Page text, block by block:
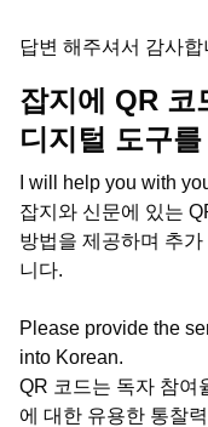
답변 해주셔서 감사합
잡지에 QR 코
디지털 도구
I will help you with
잡지와 신문에 있는
방법을 제공하며 추
니다.
Please provide the
into Korean.
QR 코드는 독자 참여
에 대한 유용한 통찰